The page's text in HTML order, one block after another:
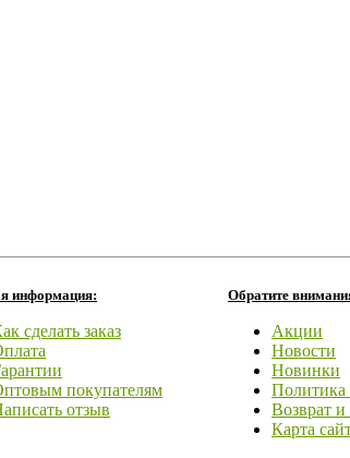
информация:
сделать заказ
покупателям
отзыв
Обратите
Акции
Новости
Новинки
Политика
Возврат и
Карта